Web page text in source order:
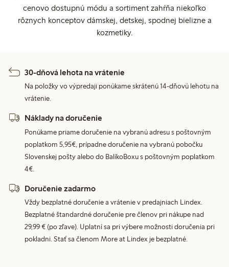
cenovo dostupnú módu a sortiment zahŕňa niekoľko
rôznych konceptov dámskej, detskej, spodnej bielizne a
kozmetiky.
30-dňová lehota na vrátenie
Na položky vo výpredaji ponúkame skrátenú 14-dňovú lehotu na
vrátenie.
Náklady na doručenie
Ponúkame priame doručenie na vybranú adresu s poštovným
poplatkom 5,95€, prípadne doručenie na vybranú pobočku
Slovenskej pošty alebo do BalíkoBoxu s poštovným poplatkom
4€.
Doručenie zadarmo
Vždy bezplatné doručenie a vrátenie v predajniach Lindex.
Bezplatné štandardné doručenie pre členov pri nákupe nad
29,99 € (po zľave). Uplatní sa pri výbere možnosti doručenia pri
pokladni. Stať sa členom More at Lindex je bezplatné.